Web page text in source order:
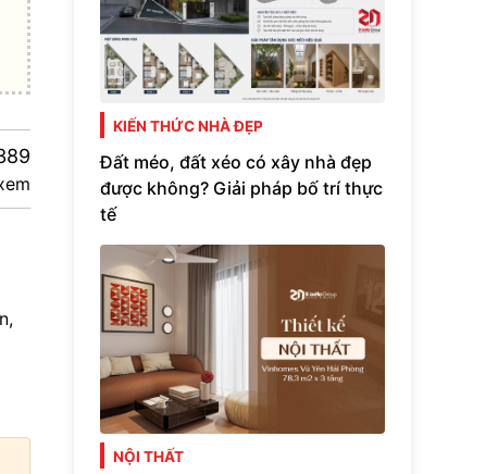
KIẾN THỨC NHÀ ĐẸP
Đất méo, đất xéo có xây nhà đẹp
được không? Giải pháp bố trí thực
tế
NỘI THẤT